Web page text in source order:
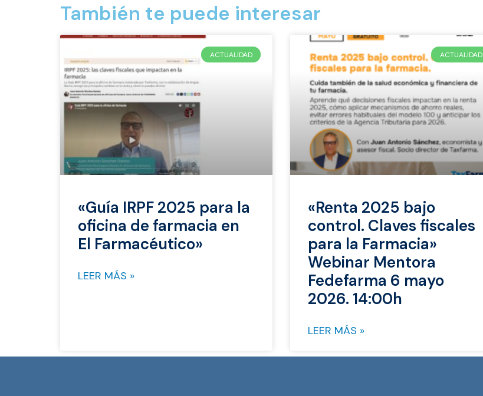
También te puede interesar
ACTUALIDAD
«Guía IRPF 2025 para la
oficina de farmacia en
El Farmacéutico»
LEER MÁS »
ACTUALIDAD
«Renta 2025 bajo
control. Claves fiscales
para la Farmacia»
Webinar Mentora
Fedefarma 6 mayo
2026. 14:00h
LEER MÁS »